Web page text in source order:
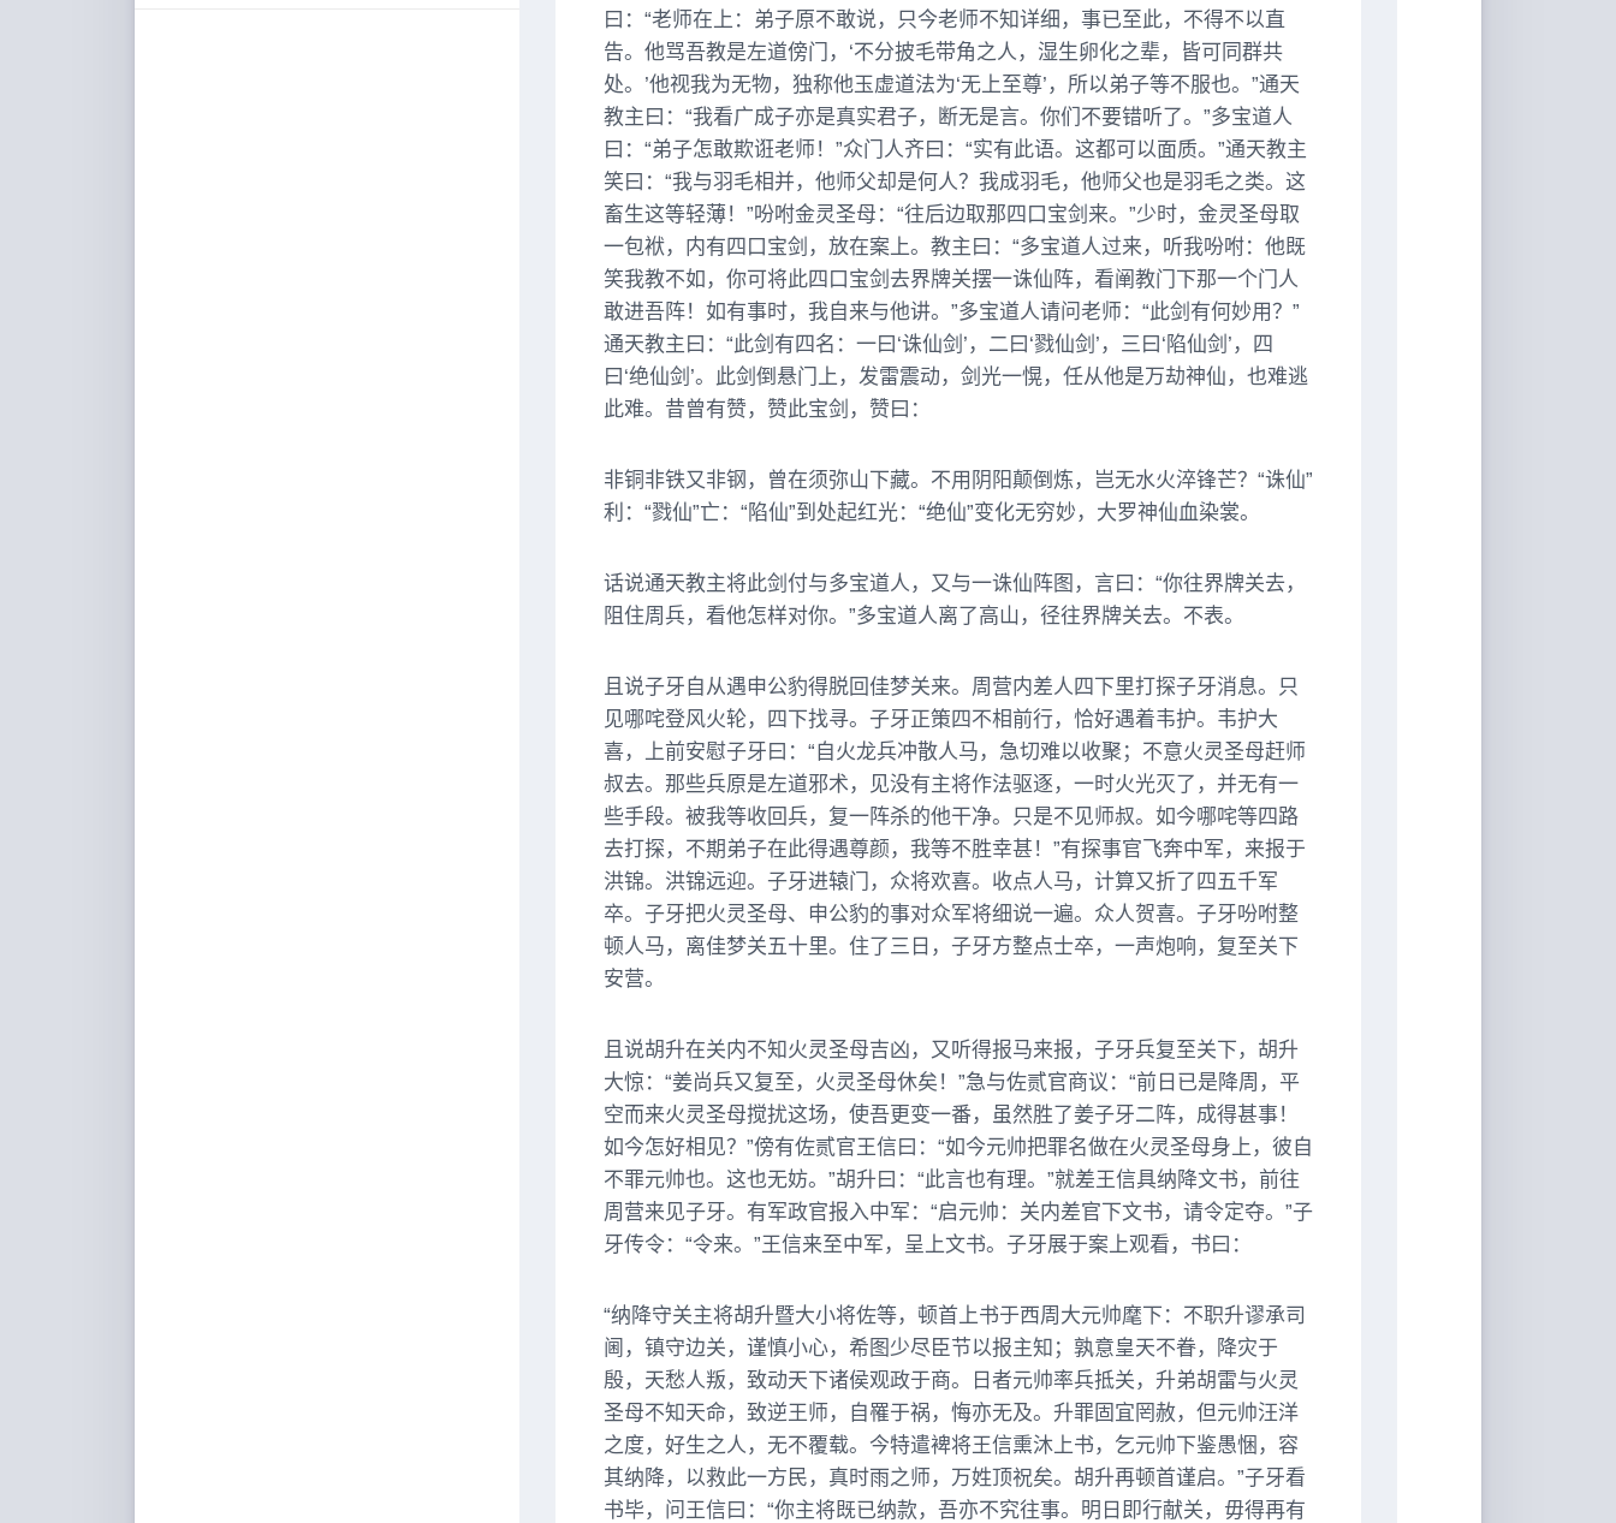
曰：“老师在上：弟子原不敢说，只今老师不知详细，事已至此，不得不以直
告。他骂吾教是左道傍门，‘不分披毛带角之人，湿生卵化之辈，皆可同群共
处。’他视我为无物，独称他玉虚道法为‘无上至尊’，所以弟子等不服也。”通天
教主曰：“我看广成子亦是真实君子，断无是言。你们不要错听了。”多宝道人
曰：“弟子怎敢欺诳老师！”众门人齐曰：“实有此语。这都可以面质。”通天教主
笑曰：“我与羽毛相并，他师父却是何人？我成羽毛，他师父也是羽毛之类。这
畜生这等轻薄！”吩咐金灵圣母：“往后边取那四口宝剑来。”少时，金灵圣母取
一包袱，内有四口宝剑，放在案上。教主曰：“多宝道人过来，听我吩咐：他既
笑我教不如，你可将此四口宝剑去界牌关摆一诛仙阵，看阐教门下那一个门人
敢进吾阵！如有事时，我自来与他讲。”多宝道人请问老师：“此剑有何妙用？”
通天教主曰：“此剑有四名：一曰‘诛仙剑’，二曰‘戮仙剑’，三曰‘陷仙剑’，四
曰‘绝仙剑’。此剑倒悬门上，发雷震动，剑光一愰，任从他是万劫神仙，也难逃
此难。昔曾有赞，赞此宝剑，赞曰：
非铜非铁又非钢，曾在须弥山下藏。不用阴阳颠倒炼，岂无水火淬锋芒？“诛仙”
利：“戮仙”亡：“陷仙”到处起红光：“绝仙”变化无穷妙，大罗神仙血染裳。
话说通天教主将此剑付与多宝道人，又与一诛仙阵图，言曰：“你往界牌关去，
阻住周兵，看他怎样对你。”多宝道人离了高山，径往界牌关去。不表。
且说子牙自从遇申公豹得脱回佳梦关来。周营内差人四下里打探子牙消息。只
见哪咤登风火轮，四下找寻。子牙正策四不相前行，恰好遇着韦护。韦护大
喜，上前安慰子牙曰：“自火龙兵冲散人马，急切难以收聚；不意火灵圣母赶师
叔去。那些兵原是左道邪术，见没有主将作法驱逐，一时火光灭了，并无有一
些手段。被我等收回兵，复一阵杀的他干净。只是不见师叔。如今哪咤等四路
去打探，不期弟子在此得遇尊颜，我等不胜幸甚！”有探事官飞奔中军，来报于
洪锦。洪锦远迎。子牙进辕门，众将欢喜。收点人马，计算又折了四五千军
卒。子牙把火灵圣母、申公豹的事对众军将细说一遍。众人贺喜。子牙吩咐整
顿人马，离佳梦关五十里。住了三日，子牙方整点士卒，一声炮响，复至关下
安营。
且说胡升在关内不知火灵圣母吉凶，又听得报马来报，子牙兵复至关下，胡升
大惊：“姜尚兵又复至，火灵圣母休矣！”急与佐贰官商议：“前日已是降周，平
空而来火灵圣母搅扰这场，使吾更变一番，虽然胜了姜子牙二阵，成得甚事！
如今怎好相见？”傍有佐贰官王信曰：“如今元帅把罪名做在火灵圣母身上，彼自
不罪元帅也。这也无妨。”胡升曰：“此言也有理。”就差王信具纳降文书，前往
周营来见子牙。有军政官报入中军：“启元帅：关内差官下文书，请令定夺。”子
牙传令：“令来。”王信来至中军，呈上文书。子牙展于案上观看，书曰：
“纳降守关主将胡升暨大小将佐等，顿首上书于西周大元帅麾下：不职升谬承司
阃，镇守边关，谨慎小心，希图少尽臣节以报主知；孰意皇天不眷，降灾于
殷，天愁人叛，致动天下诸侯观政于商。日者元帅率兵抵关，升弟胡雷与火灵
圣母不知天命，致逆王师，自罹于祸，悔亦无及。升罪固宜罔赦，但元帅汪洋
之度，好生之人，无不覆载。今特遣裨将王信熏沐上书，乞元帅下鉴愚悃，容
其纳降，以救此一方民，真时雨之师，万姓顶祝矣。胡升再顿首谨启。”子牙看
书毕，问王信曰：“你主将既已纳款，吾亦不究往事。明日即行献关，毋得再有